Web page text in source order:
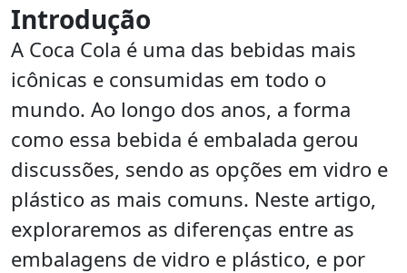
Introdução
A Coca Cola é uma das bebidas mais
icônicas e consumidas em todo o
mundo. Ao longo dos anos, a forma
como essa bebida é embalada gerou
discussões, sendo as opções em vidro e
plástico as mais comuns. Neste artigo,
exploraremos as diferenças entre as
embalagens de vidro e plástico, e por